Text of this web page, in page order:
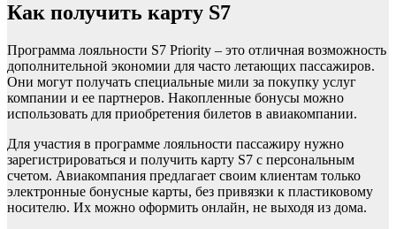
Как получить карту S7
Программа лояльности S7 Priority – это отличная возможность
дополнительной экономии для часто летающих пассажиров.
Они могут получать специальные мили за покупку услуг
компании и ее партнеров. Накопленные бонусы можно
использовать для приобретения билетов в авиакомпании.
Для участия в программе лояльности пассажиру нужно
зарегистрироваться и получить карту S7 с персональным
счетом. Авиакомпания предлагает своим клиентам только
электронные бонусные карты, без привязки к пластиковому
носителю. Их можно оформить онлайн, не выходя из дома.